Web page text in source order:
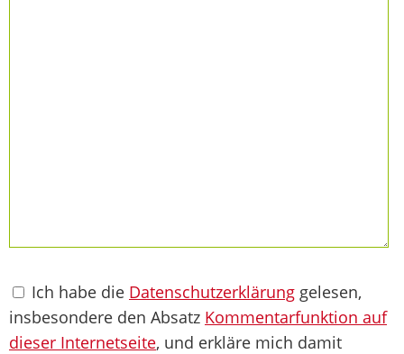
Ich habe die Datenschutzerklärung gelesen,
insbesondere den Absatz Kommentarfunktion auf
dieser Internetseite, und erkläre mich damit